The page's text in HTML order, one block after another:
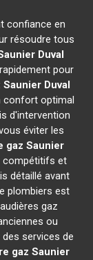
confiance en
résoudre tous
Duval
pour
Duval
confort optimal
d'intervention
éviter les
gaz Saunier
compétitifs et
détaillé avant
plombiers est
gaz
ou
services de
gaz Saunier